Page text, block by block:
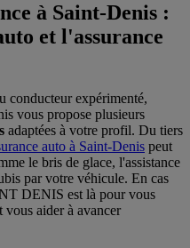
à Saint-Denis :
et l'assurance
conducteur expérimenté,
vous propose plusieurs
adaptées à votre profil. Du tiers
auto à Saint-Denis peut
le bris de glace, l'assistance
par votre véhicule. En cas
DENIS est là pour vous
vous aider à avancer